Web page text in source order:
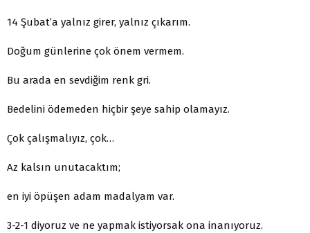
14 Şubat’a yalnız girer, yalnız çıkarım.
Doğum günlerine çok önem vermem.
Bu arada en sevdiğim renk gri.
Bedelini ödemeden hiçbir şeye sahip olamayız.
Çok çalışmalıyız, çok…
Az kalsın unutacaktım;
en iyi öpüşen adam madalyam var.
3-2-1 diyoruz ve ne yapmak istiyorsak ona inanıyoruz.